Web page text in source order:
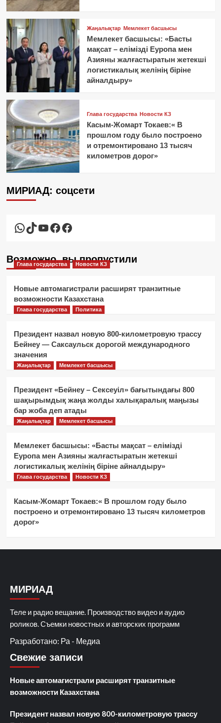
Жаңалықтар Мемлекет басшысы
Мемлекет басшысы: «Басты
мақсат – елімізді Еуропа мен
Азияны жалғастыратын жетекші
логистикалық желінің біріне
айналдыру»
Глава государства Новости КЗ
Касым-Жомарт Токаев:« В
прошлом году было построено
и отремонтировано 13 тысяч
километров дорог»
МИРИАД: соцсети
WhatsApp
TikTok
YouTube
Facebook
Facebook
Возможно, вы пропустили
Глава государства Новости КЗ
Новые автомагистрали расширят транзитные
возможности Казахстана
Глава государства Политика
Президент назвал новую 800-километровую трассу
Бейнеу — Саксаульск дорогой международного
значения
Жаңалықтар Мемлекет басшысы
Президент «Бейнеу – Сексеуіл» бағытындағы 800
шақырымдық жаңа жолды халықаралық маңызы
бар жоба деп атады
Жаңалықтар Мемлекет басшысы
Мемлекет басшысы: «Басты мақсат – елімізді
Еуропа мен Азияны жалғастыратын жетекші
логистикалық желінің біріне айналдыру»
Глава государства Новости КЗ
Касым-Жомарт Токаев:« В прошлом году было
построено и отремонтировано 13 тысяч километров
дорог»
МИРИАД
Теле и радио вещание. Производство видео и аудио
роликов. Съемки новостных и авторских программ
Разработано: Ра - Медиа
Свежие записи
Новые автомагистрали расширят транзитные
возможности Казахстана
Президент назвал новую 800-километровую трассу